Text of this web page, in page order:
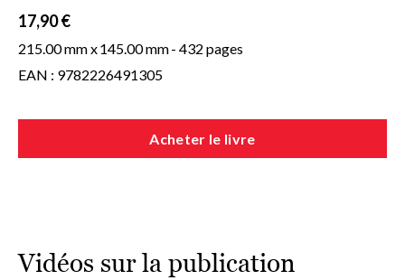
17,90 €
215.00 mm x145.00 mm- 432 pages
EAN : 9782226491305
Acheter le livre
Vidéos sur la publication